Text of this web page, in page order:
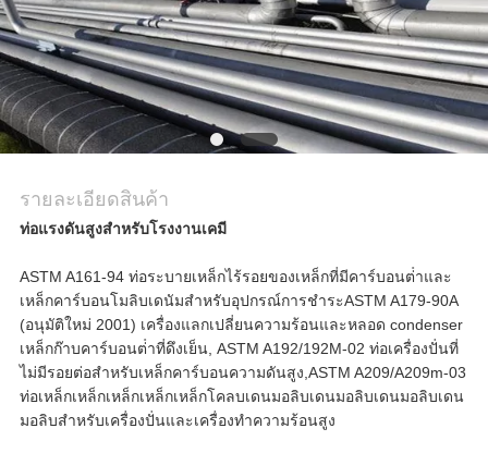
นโยบาย
ความ
เป็น
ส่วน
ตัว
รายละเอียดสินค้า
ท่อแรงดันสูงสําหรับโรงงานเคมี
ASTM A161-94 ท่อระบายเหล็กไร้รอยของเหล็กที่มีคาร์บอนต่ําและ
เหล็กคาร์บอนโมลิบเดนัมสําหรับอุปกรณ์การชําระASTM A179-90A
(อนุมัติใหม่ 2001) เครื่องแลกเปลี่ยนความร้อนและหลอด condenser
เหล็กก๊าบคาร์บอนต่ําที่ดึงเย็น, ASTM A192/192M-02 ท่อเครื่องปั่นที่
ไม่มีรอยต่อสําหรับเหล็กคาร์บอนความดันสูง,ASTM A209/A209m-03
ท่อเหล็กเหล็กเหล็กเหล็กเหล็กโคลบเดนมอลิบเดนมอลิบเดนมอลิบเดน
มอลิบสําหรับเครื่องปั่นและเครื่องทําความร้อนสูง